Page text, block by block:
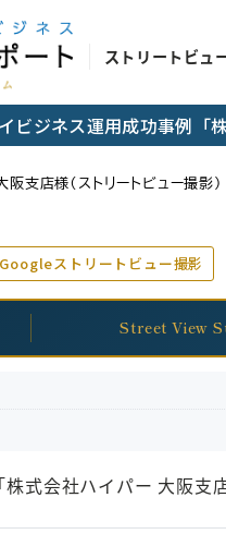
ストリートビュ
ビジネス運用成功事例「
支店様（ストリートビュー撮影）
Googleストリートビュー撮影
Street View
式会社ハイパー 大阪